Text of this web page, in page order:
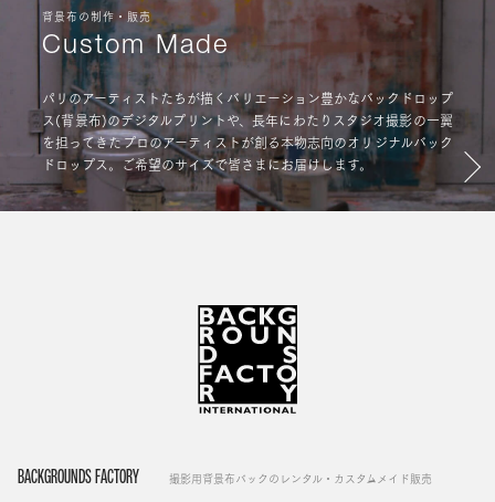
背景布の制作・販売
Custom Made
パリのアーティストたちが描くバリエーション豊かなバックドロップ
ス(背景布)のデジタルプリントや、長年にわたりスタジオ撮影の一翼
を担ってきたプロのアーティストが創る本物志向のオリジナルバック
ドロップス。ご希望のサイズで皆さまにお届けします。
BACKGROUNDS FACTORY 撮影用背景布バックのレンタル・カスタムメイド販売